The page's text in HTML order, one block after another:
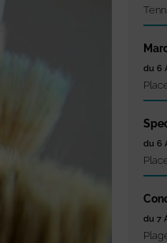
du 6
du 6
du 7